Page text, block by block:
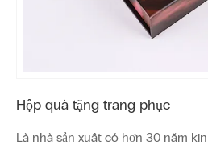
Hộp quà tặng trang phục
Là nhà sản xuất có hơn 30 năm